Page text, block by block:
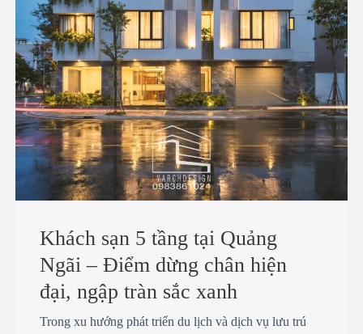
Khách sạn 5 tầng tại Quảng
Ngãi – Điểm dừng chân hiện
đại, ngập tràn sắc xanh
Trong xu hướng phát triển du lịch và dịch vụ lưu trú